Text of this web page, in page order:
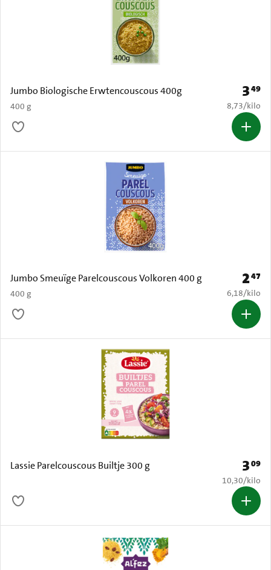
Jumbo Biologische Erwtencouscous 400g
400 g
Prijs:
349
€ 8,73 per
8,73/kilo
Jumbo Smeuïge Parelcouscous Volkoren 400 g
400 g
Prijs:
247
€ 6,18 per
6,18/kilo
Lassie Parelcouscous Builtje 300 g Prijs:
309
€ 10,30 per
10,30/kilo